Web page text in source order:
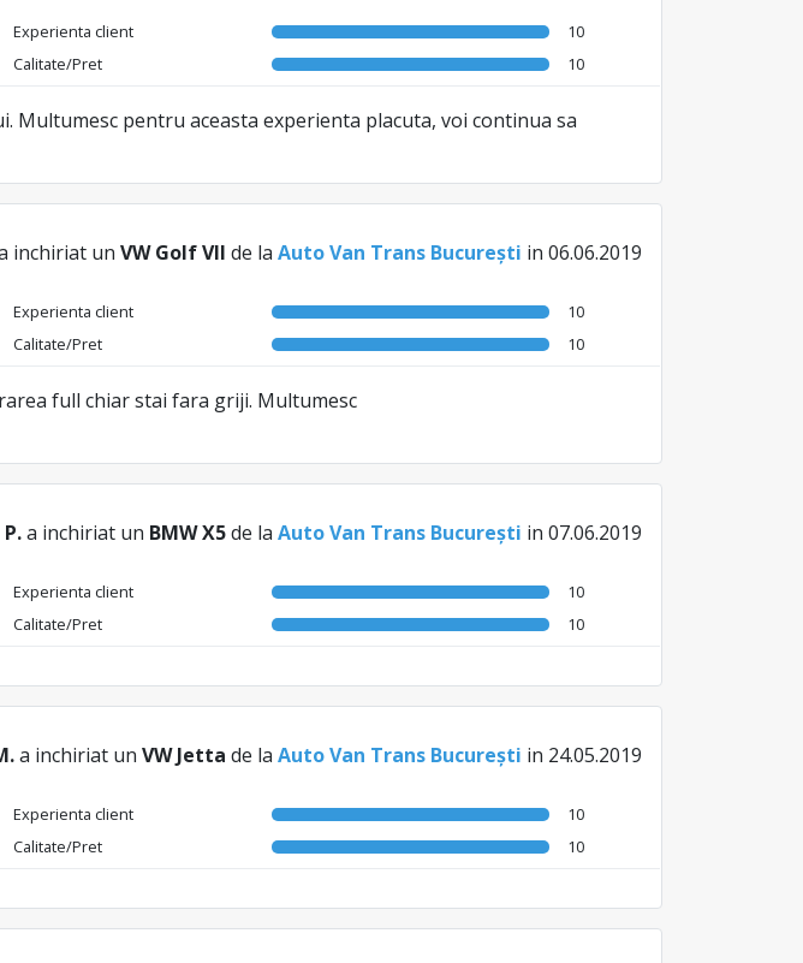
Experienta client
10
Calitate/Pret 10
pentru aceasta experienta placuta, voi continua sa
inchiriat un VW Golf VII de la Auto Van Trans București in 06.06.2019
Experienta client
10
Calitate/Pret 10
full chiar stai fara griji. Multumesc
a inchiriat un BMW X5de la Auto Van Trans București in 07.06.2019
Experienta client
10
Calitate/Pret 10
a inchiriat un VW Jetta de la Auto Van Trans București in 24.05.2019
Experienta client
10
Calitate/Pret 10